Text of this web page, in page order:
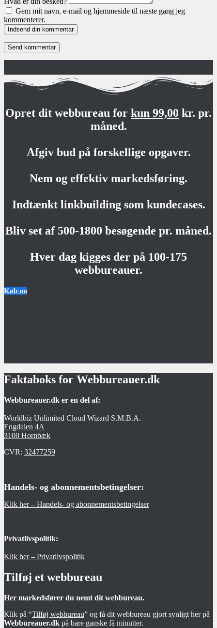
Gem mit navn, e-mail og hjemmeside til næste gang jeg
kommenterer.
Indsend din kommentar
Opret dit webbureau for kun 99,00 kr. pr.
måned.
Afgiv bud på forskellige opgaver.
Nem og effektiv markedsføring.
Indtænkt linkbuilding som kundecases.
Bliv set af 500-1800 besøgende pr. måned.
Hver dag kigges der på 100-175
webbureauer.
Køb nu
Faktaboks for Webbureauer.dk
Webbureauer.dk er en del af:
Worldbiz Unlimited Cloud Wizard S.M.B.A.
Engdalen 4A
3100 Hornbæk
CVR: 32477259
Handels- og abonnementsbetingelser:
Klik her – Handels- og abonnementsbetingelser
Privatlivspolitik:
Klik her – Privatlivspolitik
Tilføj et webbureau
Her markedsfører du nemt dit webbureau.
Klik på “Tilføj webbureau” og få dit webbureau gjort synligt her på
Webbureauer.dk på bare ganske få minutter.